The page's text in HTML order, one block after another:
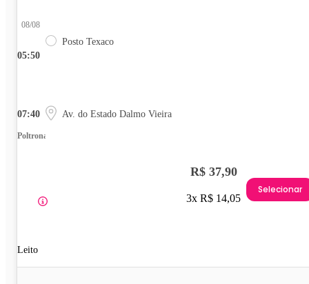
05:50
08/08
Posto Texaco
07:40 Av. do Estado Dalmo Vieira
Poltrona
Leito
R$ 37,90
3x R$ 14,05
Selecionar